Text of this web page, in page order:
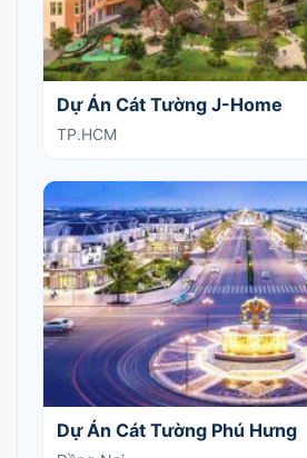
Dự Án Cát Tường J-Home
TP.HCM
Dự Án Cát Tường Phú Hưng